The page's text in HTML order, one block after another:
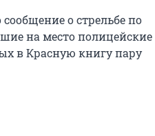
о стрельбе по
на место полицейские
в Красную книгу пару